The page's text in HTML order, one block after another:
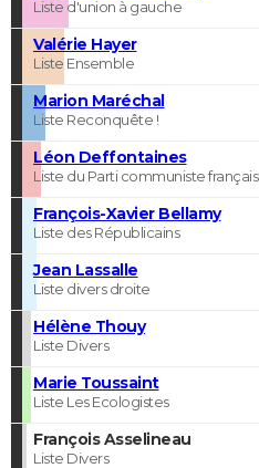
Liste d'union à gauche
Valérie Hayer
Liste Ensemble
Marion Maréchal
Liste Reconquête !
Léon Deffontaines
Liste du Parti communiste français
François-Xavier Bellamy
Liste des Républicains
Jean Lassalle
Liste divers droite
Hélène Thouy
Liste Divers
Marie Toussaint
Liste Les Ecologistes
François Asselineau
Liste Divers